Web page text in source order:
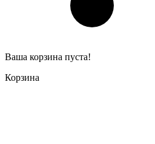
Ваша корзина пуста!
Корзина